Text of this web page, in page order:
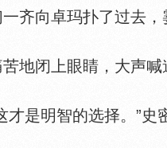
向卓玛扑了过去，
闭上眼睛，大声喊
是明智的选择。”史